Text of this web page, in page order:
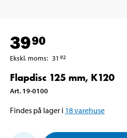
3990
Ekskl. moms: 31 92
Flapdisc 125 mm, K120
Art. 19-0100
Findes på lager i 18varehuse